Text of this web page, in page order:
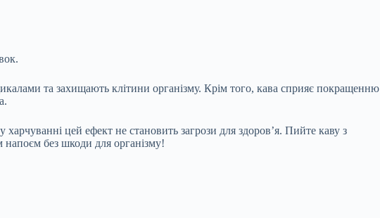
та захищають клітини організму. Крім того, кава сприяє покращенню
цей ефект не становить загрози для здоров’я. Пийте каву з
напоєм без шкоди для організму!